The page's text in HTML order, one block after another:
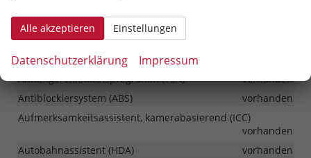
Alarmanlage
(SCC)
Anhängerstabilitätsprogramm (TSA)
vorhanden
Antiblockiersystem (ABS)
vorhanden
Aufmerksamkeitsassistent, kamerabasierend (ICC)
vorhanden
Autobahnassistent (HDA)
vorhanden
Alle akzeptieren Einstellungen
Datenschutzerklärung Impressum